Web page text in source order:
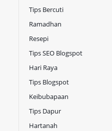
Tips Bercuti
Ramadhan
Resepi
Tips SEO Blogspot
Hari Raya
Tips Blogspot
Keibubapaan
Tips Dapur
Hartanah